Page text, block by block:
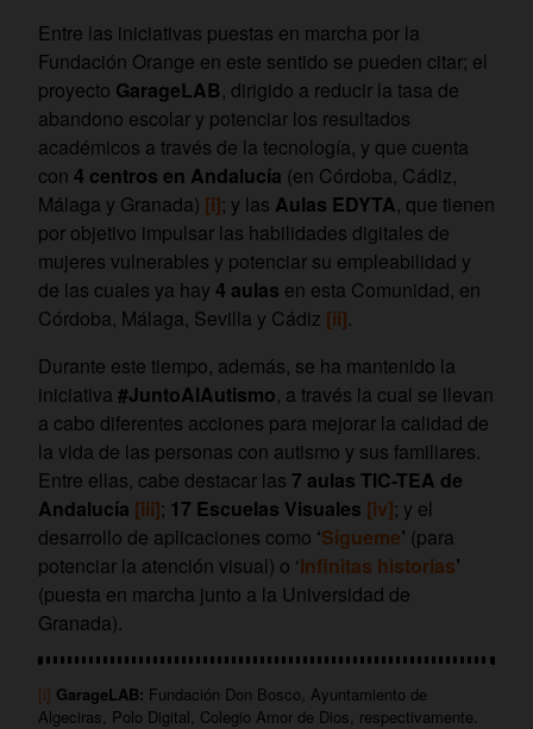
Entre las iniciativas puestas en marcha por la
Fundación Orange en este sentido se pueden citar; el
proyecto GarageLAB, dirigido a reducir la tasa de
abandono escolar y potenciar los resultados
académicos a través de la tecnología, y que cuenta
con 4 centros en Andalucía (en Córdoba, Cádiz,
Málaga y Granada) [i]; y las Aulas EDYTA, que tienen
por objetivo impulsar las habilidades digitales de
mujeres vulnerables y potenciar su empleabilidad y
de las cuales ya hay 4 aulas en esta Comunidad, en
Córdoba, Málaga, Sevilla y Cádiz [ii].
Durante este tiempo, además, se ha mantenido la
iniciativa #JuntoAlAutismo, a través la cual se llevan
a cabo diferentes acciones para mejorar la calidad de
la vida de las personas con autismo y sus familiares.
Entre ellas, cabe destacar las 7 aulas TIC-TEA de
Andalucía [iii]; 17 Escuelas Visuales [iv]; y el
desarrollo de aplicaciones como ‘Sígueme’ (para
potenciar la atención visual) o ‘Infinitas historias’
(puesta en marcha junto a la Universidad de
Granada).
[i] GarageLAB: Fundación Don Bosco, Ayuntamiento de
Algeciras, Polo Digital, Colegio Amor de Dios, respectivamente.